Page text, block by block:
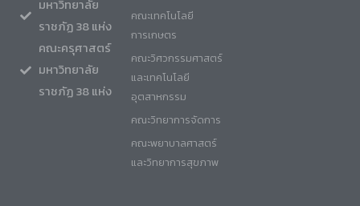
มหาวิทยาลัย
ราชภัฏ 38 แห่ง
คณะครุศาสตร์
มหาวิทยาลัย
ราชภัฏ 38 แห่ง
คณะเทคโนโลยี
การเกษตร
คณะวิศวกรรมศาสตร์
และเทคโนโลยี
อุตสาหกรรม
คณะวิทยาการจัดการ
คณะพยาบาลศาสตร์
และวิทยาการสุขภาพ